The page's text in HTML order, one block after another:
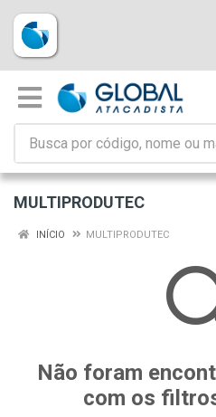
MULTIPRODUTEC
INÍCIO MULTIPRODUTEC
Não foram
com os